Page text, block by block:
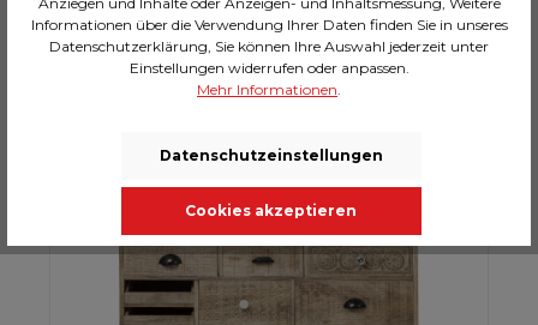
In den Warenkorb
Informationen über die Verwendung Ihrer Daten finden Sie in unseres
Datenschutzerklärung, Sie können Ihre Auswahl jederzeit unter
Einstellungen widerrufen oder anpassen.
Mehr Informationen.
Datenschutzeinstellungen
Cookies akzeptieren